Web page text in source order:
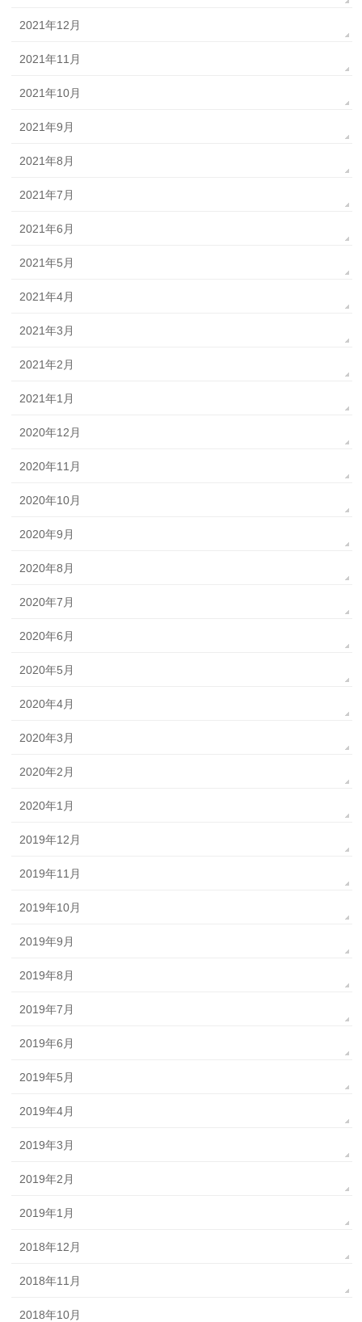
2021年12月
2021年11月
2021年10月
2021年9月
2021年8月
2021年7月
2021年6月
2021年5月
2021年4月
2021年3月
2021年2月
2021年1月
2020年12月
2020年11月
2020年10月
2020年9月
2020年8月
2020年7月
2020年6月
2020年5月
2020年4月
2020年3月
2020年2月
2020年1月
2019年12月
2019年11月
2019年10月
2019年9月
2019年8月
2019年7月
2019年6月
2019年5月
2019年4月
2019年3月
2019年2月
2019年1月
2018年12月
2018年11月
2018年10月